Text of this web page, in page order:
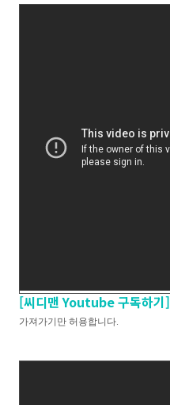
[씨디맨 Youtube 구독하기]
가져가기만 허용합니다.